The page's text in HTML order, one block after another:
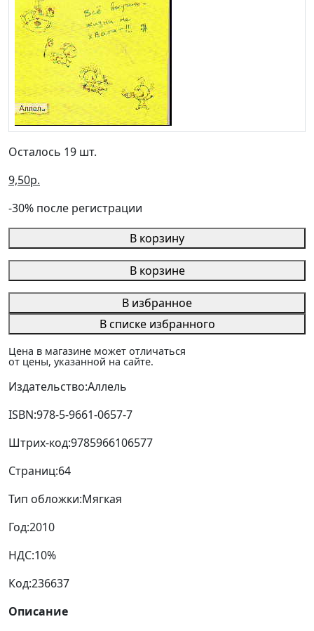
Осталось 19 шт.
9,50р.
-30% после регистрации
В корзину
В корзине
В избранное
В списке избранного
Цена в магазине может отличаться
от цены, указанной на сайте.
Издательство:Аллель
ISBN:978-5-9661-0657-7
Штрих-код:9785966106577
Страниц:64
Тип обложки:Мягкая
Год:2010
НДС:10%
Код:236637
Описание